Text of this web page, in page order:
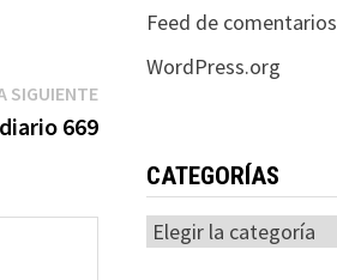
SIGUIENTEEntrada
siguiente:
669
Feed de comentarios
WordPress.org
CATEGORÍAS
Categorías